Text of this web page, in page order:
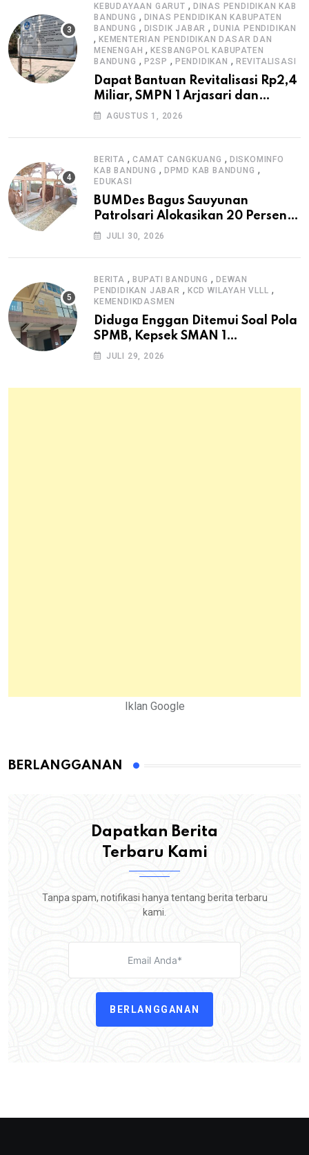
KEBUDAYAAN GARUT , DINAS PENDIDIKAN KAB
BANDUNG , DINAS PENDIDIKAN KABUPATEN
BANDUNG , DISDIK JABAR ,DUNIA PENDIDIKAN
, KEMENTERIAN PENDIDIKAN DASAR DAN
MENENGAH ,KESBANGPOL KABUPATEN
BANDUNG , P2SP , PENDIDIKAN , REVITALISASI
Dapat Bantuan Revitalisasi Rp2,4
Miliar, SMPN 1 Arjasari dan
Masyarakat Sambut Antusias
AGUSTUS 1, 2026
BERITA , CAMAT CANGKUANG , DISKOMINFO
KAB BANDUNG , DPMD KAB BANDUNG ,
EDUKASI
BUMDes Bagus Sauyunan
Patrolsari Alokasikan 20 Persen
Dana Desa untuk Ketahanan
JULI 30, 2026
BERITA , BUPATI BANDUNG ,DEWAN
PENDIDIKAN JABAR , KCD WILAYAH VLLL ,
KEMENDIKDASMEN
Diduga Enggan Ditemui Soal Pola
SPMB, Kepsek SMAN 1
Dayeuhkolot Dikeluhkan Orang
JULI 29, 2026
Iklan Google
BERLANGGANAN
Dapatkan Berita
Terbaru Kami
Tanpa spam, notifikasi hanya tentang berita terbaru
kami.
BERLANGGANAN